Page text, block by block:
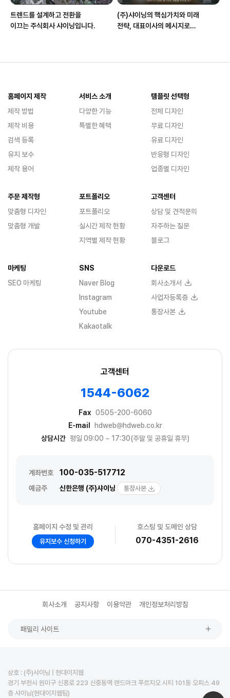
트렌드를 설계하고 전환을
이끄는 주식회사 샤이닝입니다.
(주)샤이닝의 핵심가치와 미래
전략, 대표이사의 메시지로
고객센터
1544-6062
Fax 0505-200-6060
E-mail
hdweb@hdweb.co.kr
상담시간 평일 09:00 ~ 17:30(주말 및 공휴일 휴무)
계좌번호 100-035-517712
예금주 신한은행 (주)샤이닝 통장사본
홈페이지 수정 및 관리
유지보수 신청하기
호스팅 및 도메인 상담
070-4351-2616
홈페이지 제작
제작 방법
제작 비용
검색 등록
유지 보수
제작 용어
서비스 소개
다양한 기능
특별한 혜택
템플릿 선택형
전체 디자인
무료 디자인
유료 디자인
반응형 디자인
업종별 디자인
주문 제작형
맞춤형 디자인
맞춤형 개발
포트폴리오
포트폴리오
실시간 제작 현황
지역별 제작 현황
고객센터
상담 및 견적문의
자주하는 질문
블로그
마케팅
SEO 마케팅
SNS
Naver Blog
Instagram
Youtube
Kakaotalk
다운로드
회사소개서
사업자등록증
통장사본
회사소개 공지사항 이용약관 개인정보처리방침
패밀리 사이트
상호 : (주)샤이닝 | 현대이지웹
경기 부천시 원미구 신흥로 223 신중동역 랜드마크 푸르지오 시티 101동 오피스 49
층 샤이닝(현대이지웹팀)